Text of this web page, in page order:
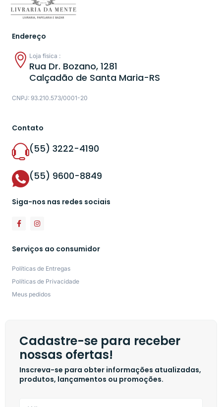
Endereço
Loja física :
Rua Dr. Bozano, 1281
Calçadão de Santa Maria-RS
CNPJ: 93.210.573/0001-20
Contato
(55) 3222-4190
(55) 9600-8849
Siga-nos nas redes sociais
Serviços ao consumidor
Políticas de Entregas
Políticas de Privacidade
Meus pedidos
Cadastre-se para receber
nossas ofertas!
Inscreva-se para obter informações atualizadas,
produtos, lançamentos ou promoções.